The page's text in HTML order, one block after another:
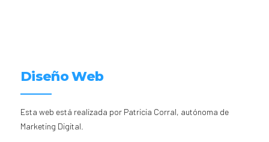
Diseño Web
Esta web está realizada por Patricia Corral, autónoma de
Marketing Digital.